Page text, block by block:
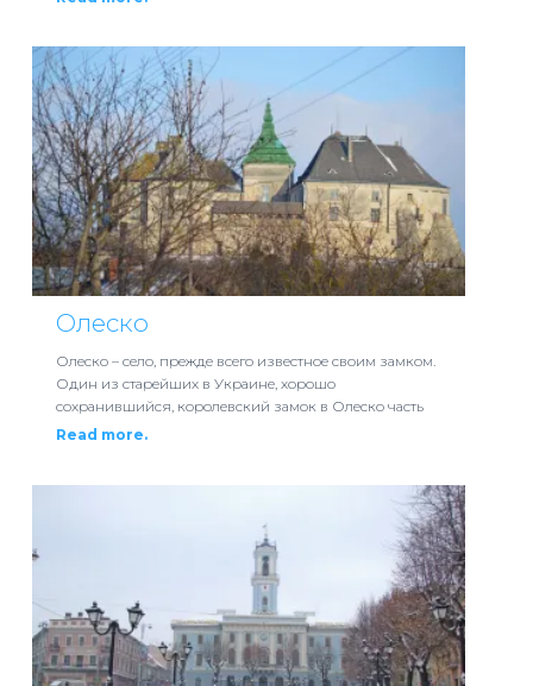
Олеско
Олеско – село, прежде всего известное своим замком.
Один из старейших в Украине, хорошо
сохранившийся, королевский замок в Олеско часть
Read more.